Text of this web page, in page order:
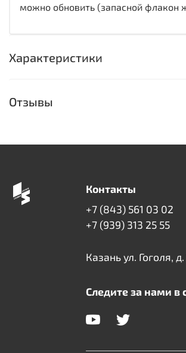
можно обновить (запасной флакон
Характеристики
Отзывы
Контакты
+7 (843) 561 03 02
+7 (939) 313 25 55
Казань ул. Гоголя, д.
Следите за нами в